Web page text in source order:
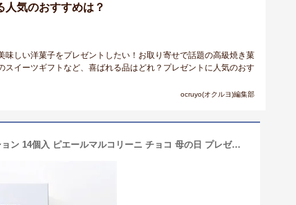
人気のおすすめは？
しい洋菓子をプレゼントしたい！お取り寄せで話題の高級焼き菓
イーツギフトなど、喜ばれる品はどれ？プレゼントに人気のおす
ocruyo(オクルヨ)編集部
母の日 ギフト 2026 パティスリーセレクション 14個入 ピエールマルコリーニ チョコ 母の日 プレゼント スイーツ 母の日 お菓子 焼き菓子 詰め合わせ ピエールマルコリーニ ご褒美 スイーツ お取り寄せ 贅沢 Pierre Marcolini 焼き菓子 詰め合わせ